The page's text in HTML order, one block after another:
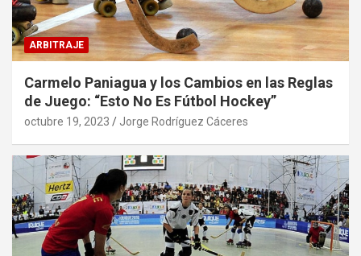
ARBITRAJE
Carmelo Paniagua y los Cambios en las Reglas
de Juego: “Esto No Es Fútbol Hockey”
octubre 19, 2023 Jorge Rodríguez Cáceres